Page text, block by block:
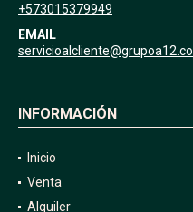
+573015379949
EMAIL
servicioalcliente@grupoa12.co
INFORMACIÓN
Inicio
Venta
Alquiler